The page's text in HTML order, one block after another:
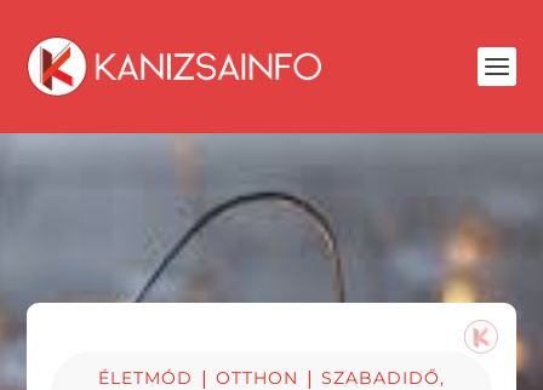
ÉLETMÓD | OTTHON | SZABADIDŐ,